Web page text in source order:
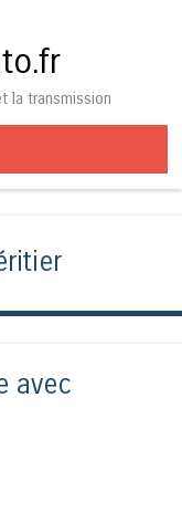
la transmission
avec